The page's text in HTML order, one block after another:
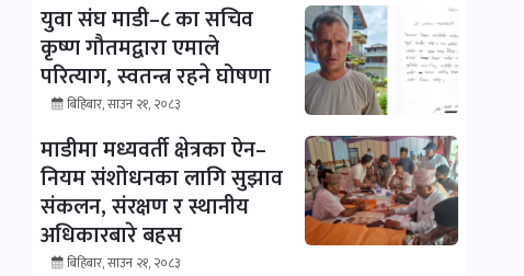
युवा संघ माडी–८ का सचिव
कृष्ण गौतमद्वारा एमाले
परित्याग, स्वतन्त्र रहने घोषणा
बिहिबार, साउन २१, २०८३
माडीमा मध्यवर्ती क्षेत्रका ऐन–
नियम संशोधनका लागि सुझाव
संकलन, संरक्षण र स्थानीय
अधिकारबारे बहस
बिहिबार, साउन २१, २०८३